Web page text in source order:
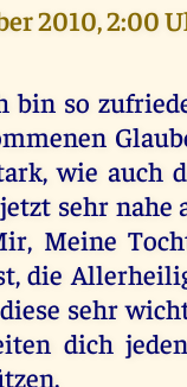
2010, 2:00
bin so
wie auch
sehr nahe
Meine
die
sehr
dich